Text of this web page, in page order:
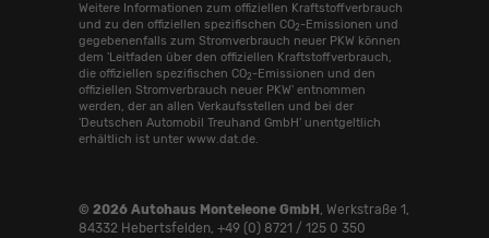
Weitere Informationen zum offiziellen Kraftstoffverbrauch
und zu den offiziellen spezifischen CO2 -Emissionen und
gegebenenfalls zum Stromverbrauch neuer PKW können
dem 'Leitfaden über den offiziellen Kraftstoffverbrauch,
die offiziellen spezifischen CO2 -Emissionen und den
offiziellen Stromverbrauch neuer PKW' entnommen
werden, der an allen Verkaufsstellen und bei der
'Deutschen Automobil Treuhand GmbH' unentgeltlich
erhältlich ist unter www.dat.de.
© 2026 Autohaus Monteleone GmbH Werkstraße 1
84332 Hebertsfelden, +49 (0) 8721 / 125 0 350